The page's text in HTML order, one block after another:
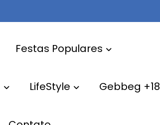
Festas Populares
LifeStyle Gebbeg +18